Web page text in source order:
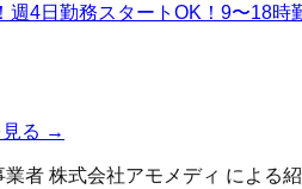
週4日勤務スタートOK！9〜18
見る →
業者 株式会社アモメディ による